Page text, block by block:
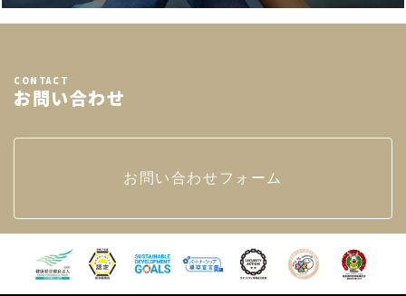
CONTACT
お問い合わせ
お問い合わせフォーム